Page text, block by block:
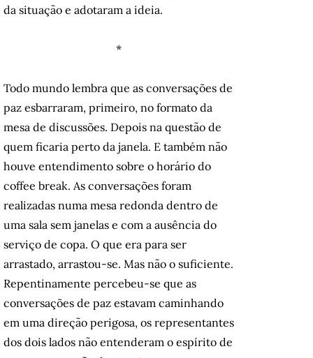
da situação e adotaram a ideia.
*
Todo mundo lembra que as conversações de
paz esbarraram, primeiro, no formato da
mesa de discussões. Depois na questão de
quem ficaria perto da janela. E também não
houve entendimento sobre o horário do
coffee break. As conversações foram
realizadas numa mesa redonda dentro de
uma sala sem janelas e com a ausência do
serviço de copa. O que era para ser
arrastado, arrastou-se. Mas não o suficiente.
Repentinamente percebeu-se que as
conversações de paz estavam caminhando
em uma direção perigosa, os representantes
dos dois lados não entenderam o espírito de